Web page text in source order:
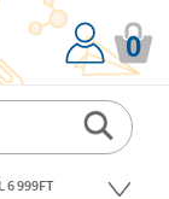
0
6 999FT